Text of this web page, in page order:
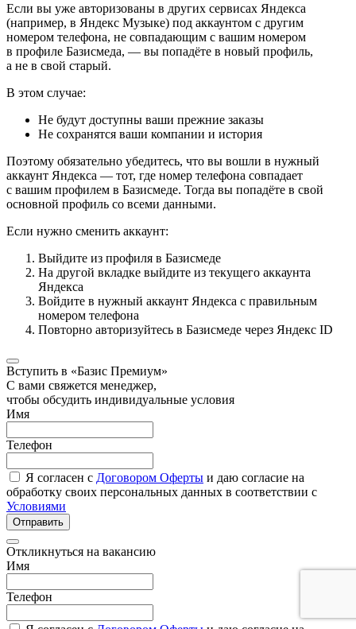
Если вы уже авторизованы в других сервисах Яндекса
(например, в Яндекс Музыке) под аккаунтом с другим
номером телефона, не совпадающим с вашим номером
в профиле Базисмеда, — вы попадёте в новый профиль,
а не в свой старый.
В этом случае:
Не будут доступны ваши прежние заказы
Не сохранятся ваши компании и история
Поэтому обязательно убедитесь, что вы вошли в нужный
аккаунт Яндекса — тот, где номер телефона совпадает
с вашим профилем в Базисмеде. Тогда вы попадёте в свой
основной профиль со всеми данными.
Если нужно сменить аккаунт:
Выйдите из профиля в Базисмеде
На другой вкладке выйдите из текущего аккаунта
Яндекса
Войдите в нужный аккаунт Яндекса с правильным
номером телефона
Повторно авторизуйтесь в Базисмеде через Яндекс ID
Вступить в «Базис Премиум»
С вами свяжется менеджер,
чтобы обсудить индивидуальные условия
Имя
Телефон
Я согласен с Договором Оферты и даю согласие на
обработку своих персональных данных в соответствии с
Условиями
Отправить
Откликнуться на вакансию
Имя
Телефон